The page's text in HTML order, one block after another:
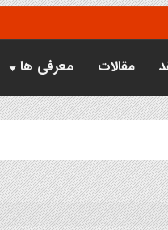
مقالات معرفی ها